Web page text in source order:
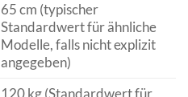
65 cm (typischer
Standardwert für ähnliche
Modelle, falls nicht explizit
angegeben)